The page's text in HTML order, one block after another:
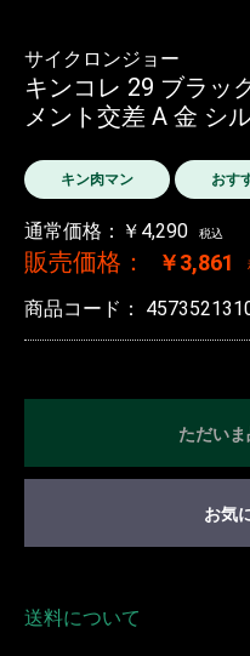
サイクロンジョー
キンコレ 29 ブラッ
メント交差 A 金 シ
キン肉マン おす
通常価格：￥4,290 税込
販売価格： ￥3,861
商品コード：
ただいま
お気
送料について